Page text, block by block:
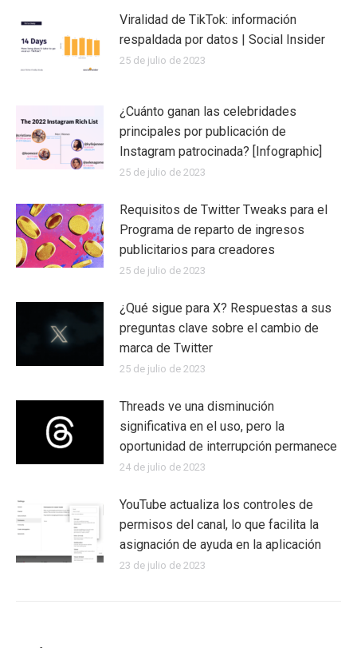
Viralidad de TikTok: información
respaldada por datos | Social Insider
25 de julio de 2023
¿Cuánto ganan las celebridades
principales por publicación de
Instagram patrocinada? [Infographic]
25 de julio de 2023
Requisitos de Twitter Tweaks para el
Programa de reparto de ingresos
publicitarios para creadores
25 de julio de 2023
¿Qué sigue para X? Respuestas a sus
preguntas clave sobre el cambio de
marca de Twitter
25 de julio de 2023
Threads ve una disminución
significativa en el uso, pero la
oportunidad de interrupción permanece
24 de julio de 2023
YouTube actualiza los controles de
permisos del canal, lo que facilita la
asignación de ayuda en la aplicación
23 de julio de 2023